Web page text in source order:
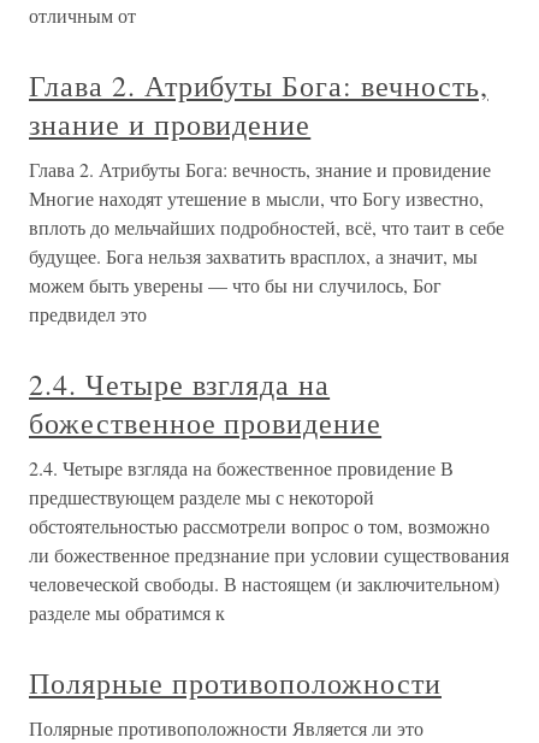
отличным от
Глава 2. Атрибуты Бога: вечность,
знание и провидение
Глава 2. Атрибуты Бога: вечность, знание и провидение
Многие находят утешение в мысли, что Богу известно,
вплоть до мельчайших подробностей, всё, что таит в себе
будущее. Бога нельзя захватить врасплох, а значит, мы
можем быть уверены — что бы ни случилось, Бог
предвидел это
2.4. Четыре взгляда на
божественное провидение
2.4. Четыре взгляда на божественное провидение В
предшествующем разделе мы с некоторой
обстоятельностью рассмотрели вопрос о том, возможно
ли божественное предзнание при условии существования
человеческой свободы. В настоящем (и заключительном)
разделе мы обратимся к
Полярные противоположности
Полярные противоположности Является ли это